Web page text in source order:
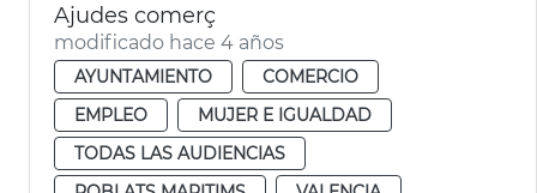
Ajudes comerç
modificado hace 4 años
AYUNTAMIENTO
COMERCIO
EMPLEO
MUJER E IGUALDAD
TODAS LAS AUDIENCIAS